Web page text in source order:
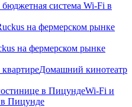
система Wi-Fi в
на фермерском рынке
Домашний кинотеатр
Wi-Fi и
в Пицунде